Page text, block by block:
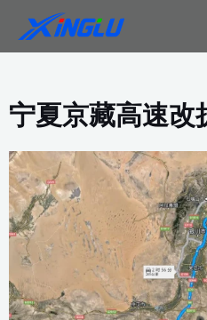
内
宁夏京藏高速改